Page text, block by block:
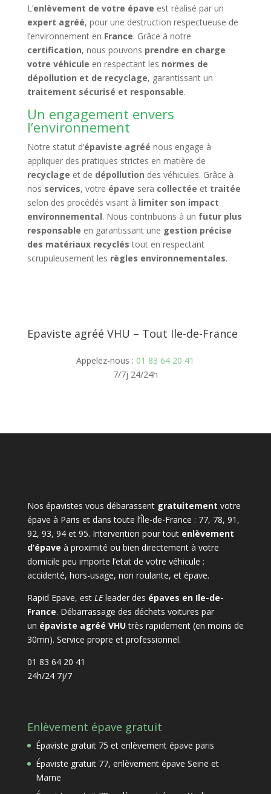
L’enlèvement de votre épave est réalisé par un
expert agréé, pour une destruction respectueuse de
l’environnement en France. Grâce à notre
certification, nous pouvons prendre en charge
votre véhicule en respectant les normes de
dépollution et de recyclage, garantissant un
traitement sécurisé et responsable.
Un engagement envers
l’environnement
Notre statut d’épaviste agréé nous engage à
appliquer des pratiques strictes en matière de
recyclage et de dépollution des véhicules. Grâce à
nos services, votre épave sera collectée et traitée
selon des procédés visant à limiter son impact
environnemental. Nous contribuons à un futur plus
responsable en garantissant une gestion précise
des matériaux recyclés tout en respectant
scrupuleusement les règles environnementales.
Epaviste agréé VHU – Tout Ile-de-France
Appelez-nous : 01 83 64 20 41
7/7j 24/24h
Nos épavistes vous débarassent gratuitement votre
épave à Paris et dans toute l’Île-de-France : 77, 78, 91,
92, 93, 94 et 95. Intervention pour tout enlèvement
d’épave à proximité ou bien directement à votre
domicile peu importe l’etat de votre véhicule :
accidenté, hors-usage, non roulante, et épave.
Rapid Epave, est LEleader des épaves en Ile-de-
France. Débarrassage des déchets voitures par
un épaviste agréé VHUtrès rapidement (en moins de
30mn). Service propre et professionnel.
01 83 64 20 41
24h/24 7j/7
Enlèvement épave gratuit
Épaviste gratuit 75 et enlèvement épave paris
Épaviste gratuit 77, enlèvement épave Seine et
Marne